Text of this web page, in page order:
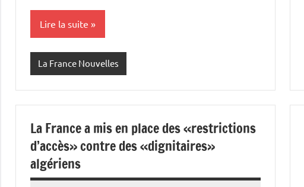
Lire la suite
La France Nouvelles
La France a mis en place des «restrictions
d’accès» contre des «dignitaires»
algériens